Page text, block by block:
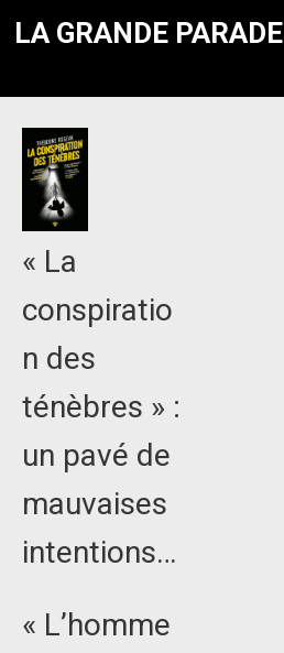
LA GRANDE PARADE
« La
conspiratio
n des
ténèbres » :
un pavé de
mauvaises
intentions…
« L’homme